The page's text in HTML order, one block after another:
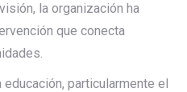
la organización ha
que conecta
particularmente el